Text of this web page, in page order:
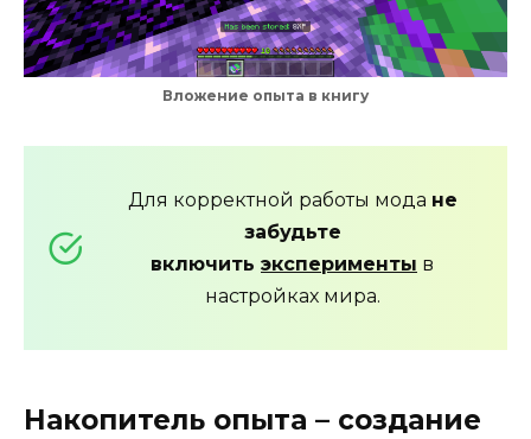
Вложение опыта в книгу
Для корректной работы мода не
забудьте
включить эксперименты в
настройках мира.
Накопитель опыта – создание